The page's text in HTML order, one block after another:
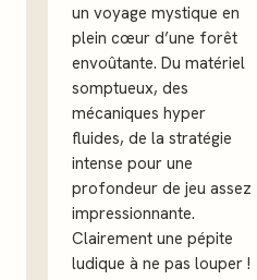
un voyage mystique en
plein cœur d’une forêt
envoûtante. Du matériel
somptueux, des
mécaniques hyper
fluides, de la stratégie
intense pour une
profondeur de jeu assez
impressionnante.
Clairement une pépite
ludique à ne pas louper !